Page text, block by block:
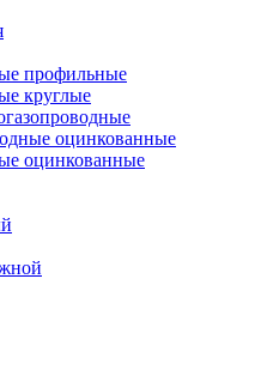
профильные
круглые
оцинкованные
оцинкованные